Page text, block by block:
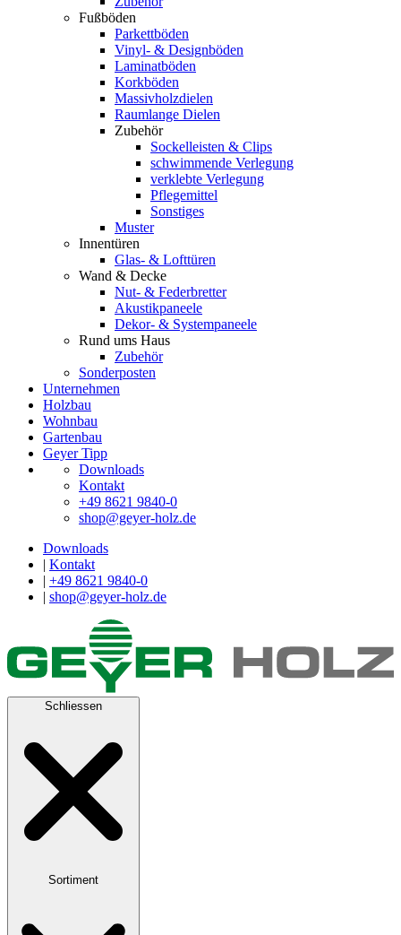
Fußböden
Parkettböden
Vinyl- & Designböden
Laminatböden
Korkböden
Massivholzdielen
Raumlange Dielen
Zubehör
Sockelleisten & Clips
schwimmende Verlegung
verklebte Verlegung
Pflegemittel
Sonstiges
Muster
Innentüren
Glas- & Lofttüren
Wand & Decke
Nut- & Federbretter
Akustikpaneele
Dekor- & Systempaneele
Rund ums Haus
Zubehör
Sonderposten
Unternehmen
Holzbau
Wohnbau
Gartenbau
Geyer Tipp
Downloads
Kontakt
+49 8621 9840-0
shop@geyer-holz.de
Downloads
| Kontakt
| +49 8621 9840-0
| shop@geyer-holz.de
Schliessen
Sortiment